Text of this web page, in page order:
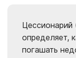
определяет,
погашать